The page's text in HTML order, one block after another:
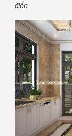
điển